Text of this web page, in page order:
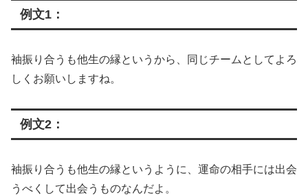
例文1：
袖振り合うも他生の縁というから、同じチームとしてよろ
しくお願いしますね。
例文2：
袖振り合うも他生の縁というように、運命の相手には出会
うべくして出会うものなんだよ。